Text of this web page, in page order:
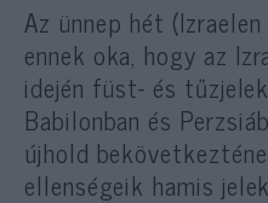
Az ünnep hét
ennek oka, hogy az
idején füst- és
Babilonban és
újhold
ellenségeik hamis